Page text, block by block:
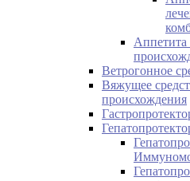
Аппетита
Ветрогонное
Вяжущее
происхождения